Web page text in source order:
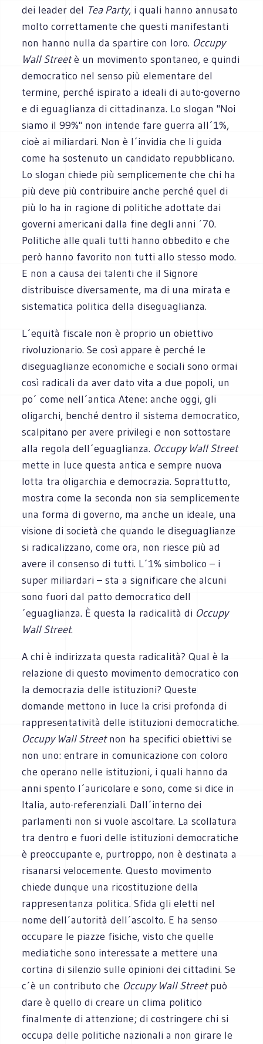
dei leader del Tea Party, i quali hanno annusato
molto correttamente che questi manifestanti
non hanno nulla da spartire con loro. Occupy
Wall Streetè un movimento spontaneo, e quindi
democratico nel senso più elementare del
termine, perché ispirato a ideali di auto-governo
e di eguaglianza di cittadinanza. Lo slogan "Noi
siamo il 99%" non intende fare guerra all´1%,
cioè ai miliardari. Non è l´invidia che li guida
come ha sostenuto un candidato repubblicano.
Lo slogan chiede più semplicemente che chi ha
più deve più contribuire anche perché quel di
più lo ha in ragione di politiche adottate dai
governi americani dalla fine degli anni ´70.
Politiche alle quali tutti hanno obbedito e che
però hanno favorito non tutti allo stesso modo.
E non a causa dei talenti che il Signore
distribuisce diversamente, ma di una mirata e
sistematica politica della diseguaglianza.
L´equità fiscale non è proprio un obiettivo
rivoluzionario. Se così appare è perché le
diseguaglianze economiche e sociali sono ormai
così radicali da aver dato vita a due popoli, un
po´ come nell´antica Atene: anche oggi, gli
oligarchi, benché dentro il sistema democratico,
scalpitano per avere privilegi e non sottostare
alla regola dell´eguaglianza. Occupy Wall Street
mette in luce questa antica e sempre nuova
lotta tra oligarchia e democrazia. Soprattutto,
mostra come la seconda non sia semplicemente
una forma di governo, ma anche un ideale, una
visione di società che quando le diseguaglianze
si radicalizzano, come ora, non riesce più ad
avere il consenso di tutti. L´1% simbolico – i
super miliardari – sta a significare che alcuni
sono fuori dal patto democratico dell
´eguaglianza. È questa la radicalità di Occupy
Wall Street.
A chi è indirizzata questa radicalità? Qual è la
relazione di questo movimento democratico con
la democrazia delle istituzioni? Queste
domande mettono in luce la crisi profonda di
rappresentatività delle istituzioni democratiche.
Occupy Wall Streetnon ha specifici obiettivi se
non uno: entrare in comunicazione con coloro
che operano nelle istituzioni, i quali hanno da
anni spento l´auricolare e sono, come si dice in
Italia, auto-referenziali. Dall´interno dei
parlamenti non si vuole ascoltare. La scollatura
tra dentro e fuori delle istituzioni democratiche
è preoccupante e, purtroppo, non è destinata a
risanarsi velocemente. Questo movimento
chiede dunque una ricostituzione della
rappresentanza politica. Sfida gli eletti nel
nome dell´autorità dell´ascolto. E ha senso
occupare le piazze fisiche, visto che quelle
mediatiche sono interessate a mettere una
cortina di silenzio sulle opinioni dei cittadini. Se
c´è un contributo che Occupy Wall Streetpuò
dare è quello di creare un clima politico
finalmente di attenzione; di costringere chi si
occupa delle politiche nazionali a non girare le